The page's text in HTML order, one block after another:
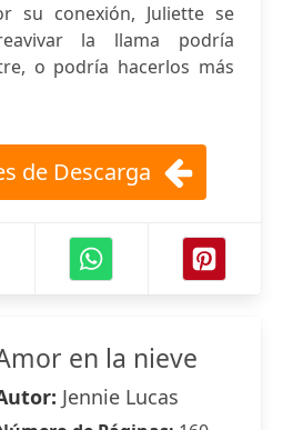
su conexión, Juliette se
la llama podría
o podría hacerlos más
de Descarga
en la nieve
Jennie Lucas